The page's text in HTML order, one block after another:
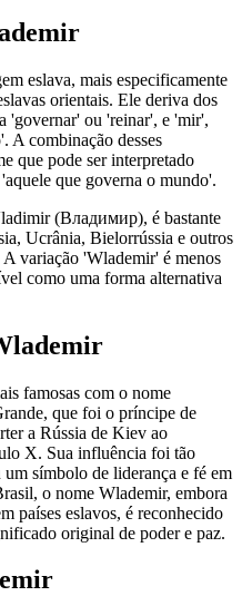
eslava, mais especificamente
orientais. Ele deriva dos
'governar' ou 'reinar', e 'mir',
A combinação desses
que pode ser interpretado
que governa o mundo'.
(Владимир), é bastante
Ucrânia, Bielorrússia e outros
variação 'Wlademir' é menos
como uma forma alternativa
famosas com o nome
que foi o príncipe de
a Rússia de Kiev ao
X. Sua influência foi tão
símbolo de liderança e fé em
o nome Wlademir, embora
países eslavos, é reconhecido
original de poder e paz.